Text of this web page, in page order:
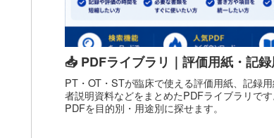
📥 PDFライブラリ｜評価用紙・記
PT・OT・STが臨床で使える評価用紙、記録
者説明資料などをまとめたPDFライブラリで
PDFを目的別・用途別に探せます。